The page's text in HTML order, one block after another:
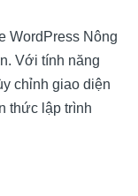
WordPress Nông
Với tính năng
chỉnh giao diện
thức lập trình